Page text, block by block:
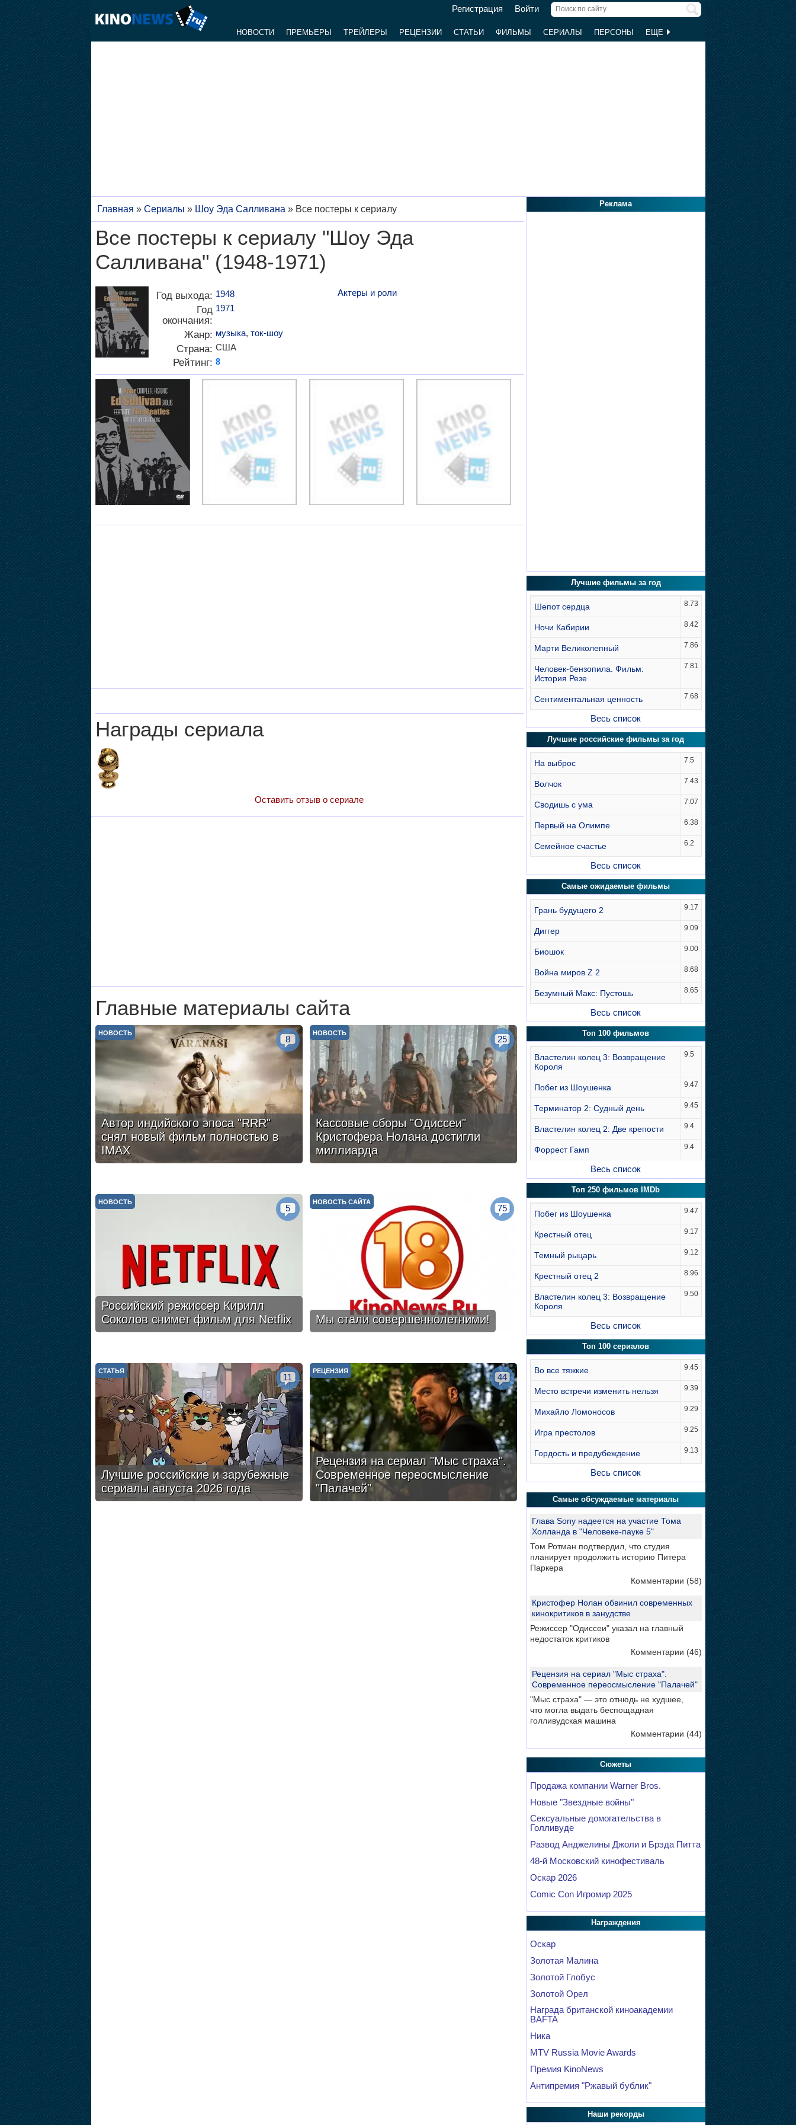
Регистрация Войти
НОВОСТИ ПРЕМЬЕРЫ ТРЕЙЛЕРЫ РЕЦЕНЗИИ СТАТЬИ ФИЛЬМЫ СЕРИАЛЫ ПЕРСОНЫ ЕЩЕ
Главная » Сериалы » Шоу Эда Салливана » Все постеры к сериалу
Все постеры к сериалу "Шоу Эда
Салливана" (1948-1971)
Год выхода: 1948
Год
окончания:
1971
Жанр: музыка, ток-шоу
Страна: США
Рейтинг: 8
Актеры и роли
Награды сериала
Оставить отзыв о сериале
Главные материалы сайта
Автор индийского эпоса "RRR"
снял новый фильм полностью в
IMAX
НОВОСТЬ
8
Кассовые сборы "Одиссеи"
Кристофера Нолана достигли
миллиарда
НОВОСТЬ
25
Российский режиссер Кирилл
Соколов снимет фильм для Netflix
НОВОСТЬ
5
Мы стали совершеннолетними!
НОВОСТЬ САЙТА
75
Лучшие российские и зарубежные
сериалы августа 2026 года
СТАТЬЯ
11
Рецензия на сериал "Мыс страха".
Современное переосмысление
"Палачей"
РЕЦЕНЗИЯ
44
Реклама
Лучшие фильмы за год
Шепот сердца 8.73
Ночи Кабирии 8.42
Марти Великолепный 7.86
Человек-бензопила. Фильм:
История Резе
7.81
Сентиментальная ценность 7.68
Весь список
Лучшие российские фильмы за год
На выброс 7.5
Волчок 7.43
Сводишь с ума 7.07
Первый на Олимпе 6.38
Семейное счастье 6.2
Весь список
Самые ожидаемые фильмы
Грань будущего 2 9.17
Диггер 9.09
Биошок 9.00
Война миров Z 2 8.68
Безумный Макс: Пустошь 8.65
Весь список
Топ 100 фильмов
Властелин колец 3: Возвращение
Короля
9.5
Побег из Шоушенка 9.47
Терминатор 2: Судный день 9.45
Властелин колец 2: Две крепости 9.4
Форрест Гамп 9.4
Весь список
Топ 250 фильмов IMDb
Побег из Шоушенка 9.47
Крестный отец 9.17
Темный рыцарь 9.12
Крестный отец 2 8.96
Властелин колец 3: Возвращение
Короля
9.50
Весь список
Топ 100 сериалов
Во все тяжкие 9.45
Место встречи изменить нельзя 9.39
Михайло Ломоносов 9.29
Игра престолов 9.25
Гордость и предубеждение 9.13
Весь список
Самые обсуждаемые материалы
Глава Sony надеется на участие Тома
Холланда в "Человеке-пауке 5"
Том Ротман подтвердил, что студия
планирует продолжить историю Питера
Паркера
Комментарии (58)
Кристофер Нолан обвинил современных
кинокритиков в занудстве
Режиссер "Одиссеи" указал на главный
недостаток критиков
Комментарии (46)
Рецензия на сериал "Мыс страха".
Современное переосмысление "Палачей"
"Мыс страха" — это отнюдь не худшее,
что могла выдать беспощадная
голливудская машина
Комментарии (44)
Сюжеты
Продажа компании Warner Bros.
Новые "Звездные войны"
Сексуальные домогательства в
Голливуде
Развод Анджелины Джоли и Брэда Питта
48-й Московский кинофестиваль
Оскар 2026
Comic Con Игромир 2025
Награждения
Оскар
Золотая Малина
Золотой Глобус
Золотой Орел
Награда британской киноакадемии
BAFTA
Ника
MTV Russia Movie Awards
Премия KinoNews
Антипремия "Ржавый бублик"
Наши рекорды